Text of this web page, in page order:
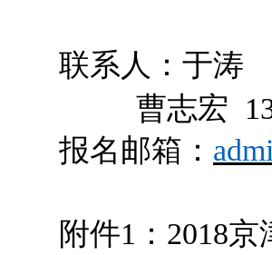
联系人：于涛
曹志宏
报名邮箱：
附件1：2018